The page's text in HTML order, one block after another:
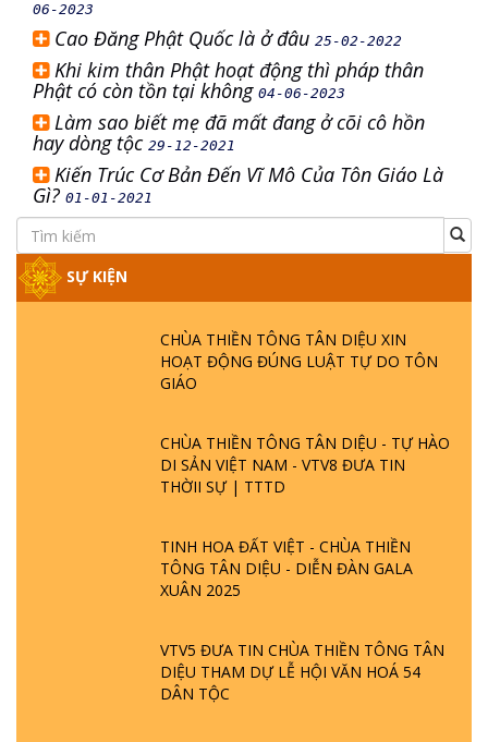
06-2023
Cao Đăng Phật Quốc là ở đâu 25-02-2022
Khi kim thân Phật hoạt động thì pháp thân
Phật có còn tồn tại không 04-06-2023
Làm sao biết mẹ đã mất đang ở cõi cô hồn
hay dòng tộc 29-12-2021
Kiến Trúc Cơ Bản Đến Vĩ Mô Của Tôn Giáo Là
Gì? 01-01-2021
SỰ KIỆN
CHÙA THIỀN TÔNG TÂN DIỆU XIN
HOẠT ĐỘNG ĐÚNG LUẬT TỰ DO TÔN
GIÁO
CHÙA THIỀN TÔNG TÂN DIỆU - TỰ HÀO
DI SẢN VIỆT NAM - VTV8 ĐƯA TIN
THỜII SỰ | TTTD
TINH HOA ĐẤT VIỆT - CHÙA THIỀN
TÔNG TÂN DIỆU - DIỄN ĐÀN GALA
XUÂN 2025
VTV5 ĐƯA TIN CHÙA THIỀN TÔNG TÂN
DIỆU THAM DỰ LỄ HỘI VĂN HOÁ 54
DÂN TỘC